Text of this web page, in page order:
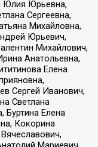
Юлия Юрьевна,
Сергеевна,
Михайловна,
Юрьевич,
Михайлович,
Анатольевна,
Елена
Сергей Иванович,
Светлана
Буртина Елена
Кокорина